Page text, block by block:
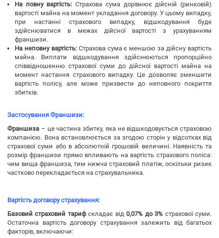
На повну вартість: Страхова сума дорівнює дійсній (ринковій)
вартості майна на момент укладання договору. У цьому випадку,
при настанні страхового випадку, відшкодування буде
здійснюватися в межах дійсної вартості з урахуванням
франшизи.
На неповну вартість:Страхова сума є меншою за дійсну вартість
майна. Виплати відшкодування здійснюються пропорційно
співвідношенню страхової суми до дійсної вартості майна на
момент настання страхового випадку. Це дозволяє зменшити
вартість полісу, але може призвести до неповного покриття
збитків.
Застосування Франшизи:
Франшиза – це частина збитку, яка не відшкодовується страховою
компанією. Вона встановлюється за згодою сторін у відсотках від
страхової суми або в абсолютній грошовій величині. Наявність та
розмір франшизи прямо впливають на вартість страхового поліса:
чим вища франшиза, тим нижча страховий платіж, оскільки ризик
частково перекладається на страхувальника.
Вартість договору страхування:
Базовий страховий тарифскладає від0,07% до 3% страхової суми.
Остаточна вартість договору страхування залежить від багатьох
факторів, включаючи: